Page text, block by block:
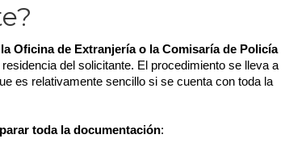
Oficina de Extranjería o la Comisaría de Policía
del solicitante. El procedimiento se lleva a
es relativamente sencillo si se cuenta con toda la
toda la documentación: